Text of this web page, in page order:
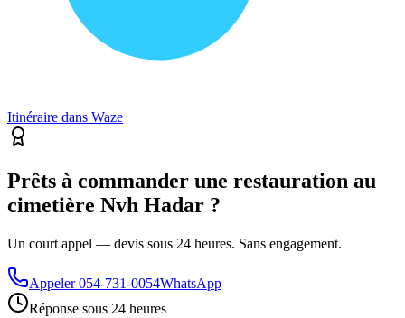
Itinéraire dans Waze
Prêts à commander une restauration au
cimetière Nvh Hadar ?
Un court appel — devis sous 24 heures. Sans engagement.
Appeler 054-731-0054WhatsApp
Réponse sous 24 heures